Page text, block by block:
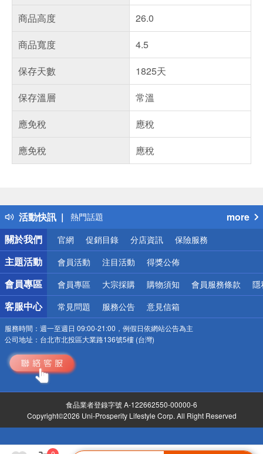
商品高度
26.0
商品寬度
4.5
保存天數
1825天
保存溫層
常溫
應免稅
應稅
應免稅
應稅
活動快訊
得獎公告
熱門話題
銀行優惠
偏遠地區配送
詐騙網頁！請小心！
more
關於我們
官網 促銷目錄 分店資訊 保險服務
主題活動 會員活動 注目活動 得獎公佈
會員專區 會員專區 大宗採購 購物須知 會員服務條款 隱
客服中心 常見問題 服務公告 意見信箱
服務時間： 週一至週日 09:00-21:00，例假日依網站公告為主
公司地址： 台北市北投區大業路136號5樓 (台灣)
食品業者登錄字號 A-122662550-00000-6
Copyright©2026 Uni-Prosperity Lifestyle Corp. All Right Reserved